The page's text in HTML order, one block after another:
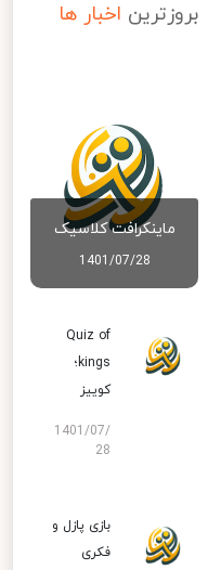
بروزترین اخبار ها
ماینکرافت کلاسیک
1401/07/28
Quiz of
kings؛
کوییز
1401/07/
28
بازی پازل و
فکری